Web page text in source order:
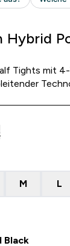
Hybrid
Tights mit
M L
Black